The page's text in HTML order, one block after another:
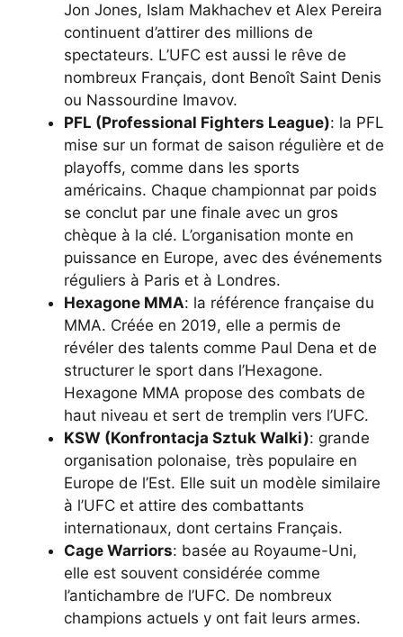
Jon Jones, Islam Makhachev et Alex Pereira
continuent d’attirer des millions de
spectateurs. L’UFC est aussi le rêve de
nombreux Français, dont Benoît Saint Denis
ou Nassourdine Imavov.
PFL (Professional Fighters League): la PFL
mise sur un format de saison régulière et de
playoffs, comme dans les sports
américains. Chaque championnat par poids
se conclut par une finale avec un gros
chèque à la clé. L’organisation monte en
puissance en Europe, avec des événements
réguliers à Paris et à Londres.
Hexagone MMA: la référence française du
MMA. Créée en 2019, elle a permis de
révéler des talents comme Paul Dena et de
structurer le sport dans l’Hexagone.
Hexagone MMA propose des combats de
haut niveau et sert de tremplin vers l’UFC.
KSW (Konfrontacja Sztuk Walki): grande
organisation polonaise, très populaire en
Europe de l’Est. Elle suit un modèle similaire
à l’UFC et attire des combattants
internationaux, dont certains Français.
Cage Warriors: basée au Royaume-Uni,
elle est souvent considérée comme
l’antichambre de l’UFC. De nombreux
champions actuels y ont fait leurs armes.